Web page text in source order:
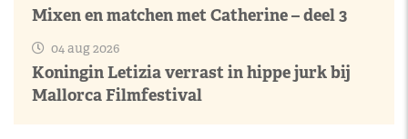
Mixen en matchen met Catherine – deel 3
04 aug 2026
Koningin Letizia verrast in hippe jurk bij
Mallorca Filmfestival